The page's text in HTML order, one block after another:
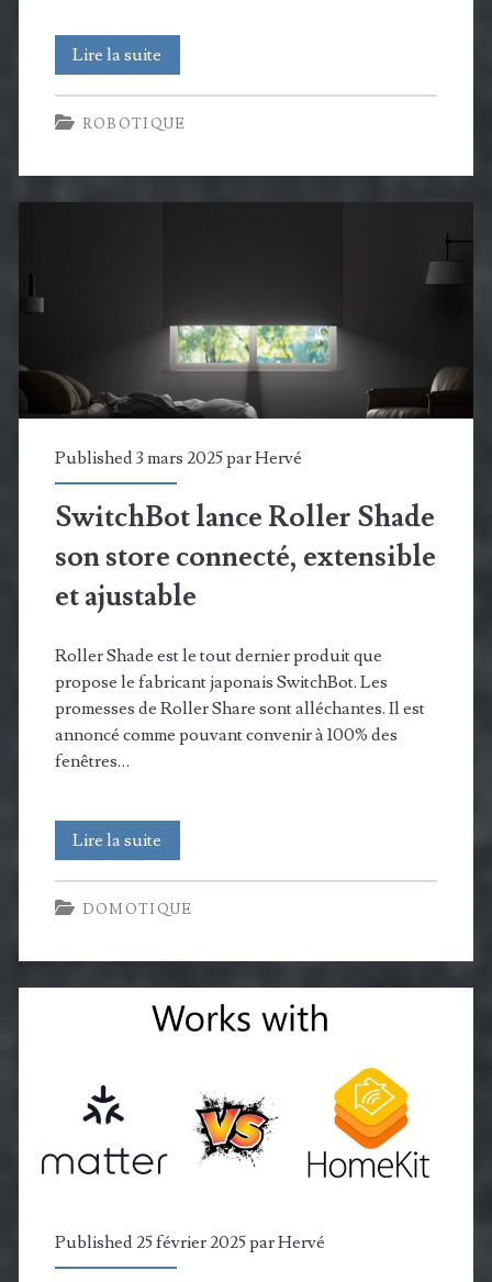
Lire la suite
Navimow
dévoile
X3,
de
robots
tondeuses
pour
les
(très)
grands
jardins
ROBOTIQUE
Published 3 mars 2025 parHervé
SwitchBot lance Roller Shade
son store connecté, extensible
et ajustable
Roller Shade est le tout dernier produit que
propose le fabricant japonais SwitchBot. Les
promesses de Roller Share sont alléchantes. Il est
annoncé comme pouvant convenir à 100% des
fenêtres…
Lire la suite
lance
Roller
Shade
store
extensible
et
DOMOTIQUE
Published 25 février 2025 parHervé